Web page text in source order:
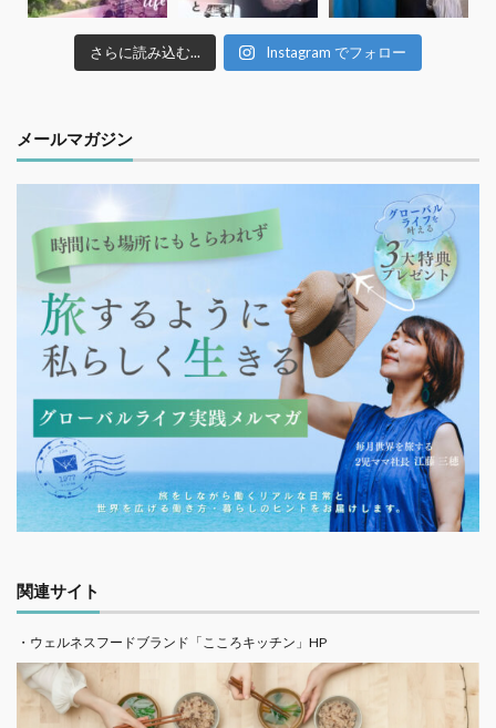
さらに読み込む... Instagram でフォロー
メールマガジン
関連サイト
・ウェルネスフードブランド「こころキッチン」HP